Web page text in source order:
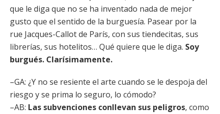
que le diga que no se ha inventado nada de mejor
gusto que el sentido de la burguesía. Pasear por la
rue Jacques-Callot de París, con sus tiendecitas, sus
librerías, sus hotelitos… Qué quiere que le diga. Soy
burgués. Clarísimamente.
–GA: ¿Y no se resiente el arte cuando se le despoja del
riesgo y se prima lo seguro, lo cómodo?
–AB: Las subvenciones conllevan sus peligros, como